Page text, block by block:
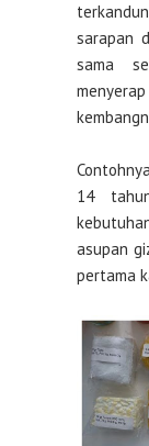
sarapan
sama
14
asupan
pertama